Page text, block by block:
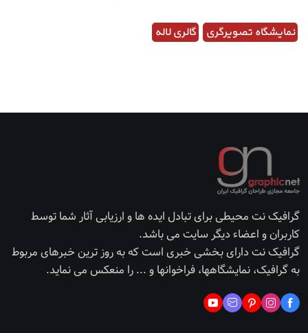
نمایشگاه تصویرگری گالری لاله
گرافیک نت محیطی برای تبادل ایده ها و ارزیابی آثار شما توسط
کاربران و اعضاء دیگر سایت می باشد.
گرافیک نت دارای بخشی خبری است که به روز ترین خبرهای مربوط
به گرافیک، نمایشگاهها، فراخوانها و ... را منعکس می نماید.